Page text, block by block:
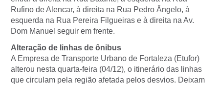
Rufino de Alencar, à direita na Rua Pedro Ângelo, à
esquerda na Rua Pereira Filgueiras e à direita na Av.
Dom Manuel seguir em frente.
Alteração de linhas de ônibus
A Empresa de Transporte Urbano de Fortaleza (Etufor)
alterou nesta quarta-feira (04/12), o itinerário das linhas
que circulam pela região afetada pelos desvios. Deixam